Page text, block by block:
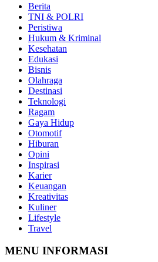
Berita
TNI & POLRI
Peristiwa
Hukum & Kriminal
Kesehatan
Edukasi
Bisnis
Olahraga
Destinasi
Teknologi
Ragam
Gaya Hidup
Otomotif
Hiburan
Opini
Inspirasi
Karier
Keuangan
Kreativitas
Kuliner
Lifestyle
Travel
MENU INFORMASI